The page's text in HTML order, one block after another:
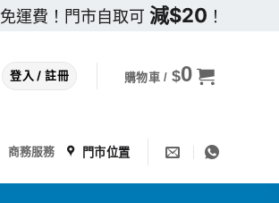
免運費！門市自取可 減$20 ！
登入 / 註冊 購物車 / $0
商務服務 門市位置